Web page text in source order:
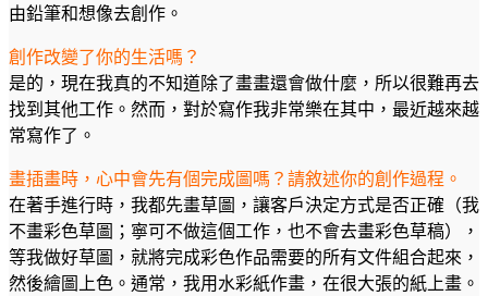
由鉛筆和想像去創作。
創作改變了你的生活嗎？
是的，現在我真的不知道除了畫畫還會做什麼，所以很難再去
找到其他工作。然而，對於寫作我非常樂在其中，最近越來越
常寫作了。
畫插畫時，心中會先有個完成圖嗎？請敘述你的創作過程。
在著手進行時，我都先畫草圖，讓客戶決定方式是否正確（我
不畫彩色草圖；寧可不做這個工作，也不會去畫彩色草稿），
等我做好草圖，就將完成彩色作品需要的所有文件組合起來，
然後繪圖上色。通常，我用水彩紙作畫，在很大張的紙上畫。